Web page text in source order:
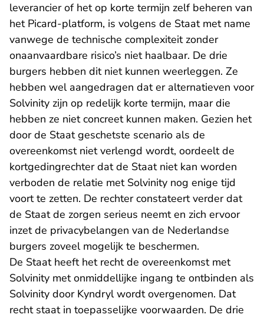
leverancier of het op korte termijn zelf beheren van
het Picard-platform, is volgens de Staat met name
vanwege de technische complexiteit zonder
onaanvaardbare risico’s niet haalbaar. De drie
burgers hebben dit niet kunnen weerleggen. Ze
hebben wel aangedragen dat er alternatieven voor
Solvinity zijn op redelijk korte termijn, maar die
hebben ze niet concreet kunnen maken. Gezien het
door de Staat geschetste scenario als de
overeenkomst niet verlengd wordt, oordeelt de
kortgedingrechter dat de Staat niet kan worden
verboden de relatie met Solvinity nog enige tijd
voort te zetten. De rechter constateert verder dat
de Staat de zorgen serieus neemt en zich ervoor
inzet de privacybelangen van de Nederlandse
burgers zoveel mogelijk te beschermen.
De Staat heeft het recht de overeenkomst met
Solvinity met onmiddellijke ingang te ontbinden als
Solvinity door Kyndryl wordt overgenomen. Dat
recht staat in toepasselijke voorwaarden. De drie